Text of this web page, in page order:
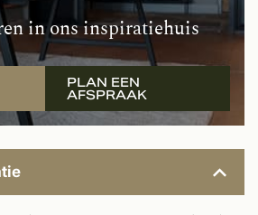
in ons inspiratiehuis
PLAN EEN
AFSPRAAK